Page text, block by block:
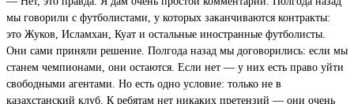
мы говорили с футболистами, у которых заканчиваются контракты:
это Жуков, Исламхан, Куат и остальные иностранные футболисты.
Они сами приняли решение. Полгода назад мы договорились: если мы
станем чемпионами, они остаются. Если нет — у них есть право уйти
свободными агентами. Но есть одно условие: только не в
казахстанский клуб. К ребятам нет никаких претензий — они очень